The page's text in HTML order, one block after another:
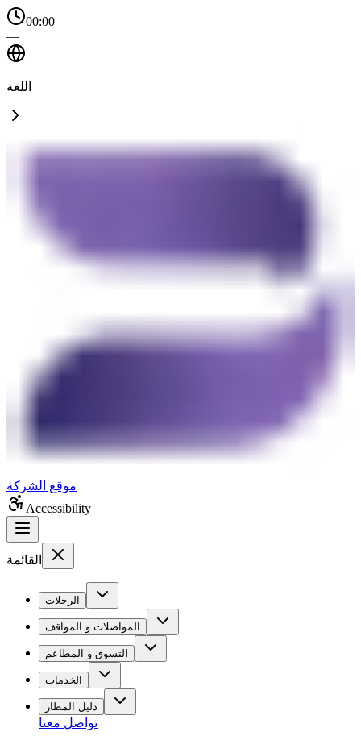
00:00
—
اللغة
موقع الشركة
Accessibility
القائمة
الرحلات
المواصلات و المواقف
التسوق و المطاعم
الخدمات
دليل المطار
تواصل معنا